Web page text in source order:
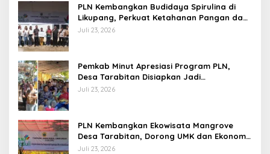
PLN Kembangkan Budidaya Spirulina di
Likupang, Perkuat Ketahanan Pangan dan
Ekonomi Masyarakat
Juli 23, 2026
Pemkab Minut Apresiasi Program PLN,
Desa Tarabitan Disiapkan Jadi
Percontohan Ekowisata Berdaya Saing
Juli 23, 2026
PLN Kembangkan Ekowisata Mangrove
Desa Tarabitan, Dorong UMK dan Ekonomi
Berkelanjutan di Likupang
Juli 23, 2026